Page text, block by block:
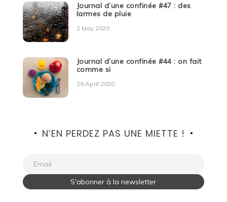
Journal d’une confinée #47 : des
larmes de pluie
2 May 2020
Journal d’une confinée #44 : on fait
comme si
29 April 2020
N’EN PERDEZ PAS UNE MIETTE !